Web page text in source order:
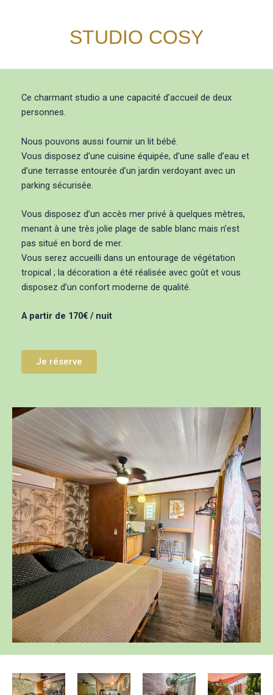
STUDIO COSY
Ce charmant studio a une capacité d’accueil de deux
personnes.
Nous pouvons aussi fournir un lit bébé.
Vous disposez d’une cuisine équipée, d’une salle d’eau et
d’une terrasse entourée d’un jardin verdoyant avec un
parking sécurisée.
Vous disposez d’un accès mer privé à quelques mètres,
menant à une très jolie plage de sable blanc mais n’est
pas situé en bord de mer.
Vous serez accueilli dans un entourage de végétation
tropical ; la décoration a été réalisée avec goût et vous
disposez d’un confort moderne de qualité.
A partir de 170€ / nuit
Je réserve